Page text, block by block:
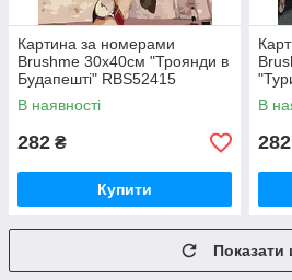
Картина за номерами
Brushme 30x40см "Троянди в
Будапешті" RBS52415
В наявності
282 ₴
Купити
В
282
Показати